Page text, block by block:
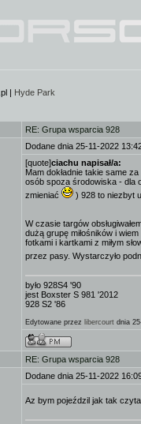
| Hyde Park
RE: Grupa wsparcia 928
Dodane dnia 25-11-2022
[quote]ciachu napisał/a:
Mam dokładnie takie same
osób spoza środowiska - dla
zmieniać
) 928 to niezbyt
W czasie targów
dużą grupę miłośników i
fotkami i kartkami z miłym
przez pasy. Wystarczyło
było 928S4 '90
jest Boxster S 981 '2012
928 S2 '86
Edytowane przez libercourt dnia
RE: Grupa wsparcia 928
Dodane dnia 25-11-2022
Az bym pojeździl jak tak